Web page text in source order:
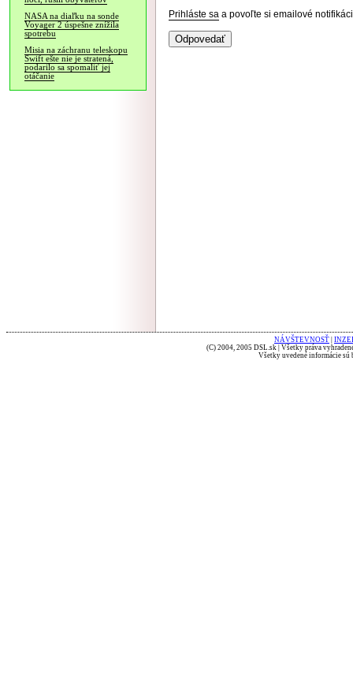
NASA na diaľku na sonde
Voyager 2 úspešne znížila
spotrebu
Misia na záchranu teleskopu
Swift ešte nie je stratená,
podarilo sa spomaliť jej
otáčanie
Prihláste sa a povoľte si emailové
NÁVŠTEVNOSŤ
(C) 2004, 2005 DSL.sk | Všetky práva
Všetky uvedené informácie sú